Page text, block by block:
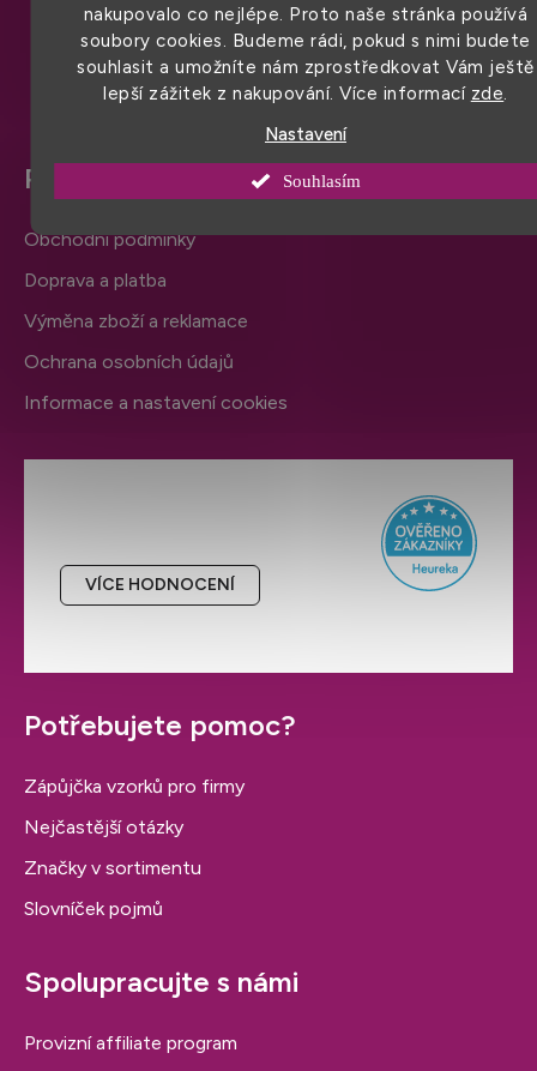
nakupovalo co nejlépe. Proto naše stránka používá
soubory cookies. Budeme rádi, pokud s nimi budete
souhlasit a umožníte nám zprostředkovat Vám ještě
lepší zážitek z nakupování. Více informací zde
Nastavení
Souhlasím
VÍCE HODNOCENÍ
Pro snadný nákup
Obchodní podmínky
Doprava a platba
Výměna zboží a reklamace
Ochrana osobních údajů
Informace a nastavení cookies
Potřebujete pomoc?
Zápůjčka vzorků pro firmy
Nejčastější otázky
Značky v sortimentu
Slovníček pojmů
Spolupracujte s námi
Provizní affiliate program